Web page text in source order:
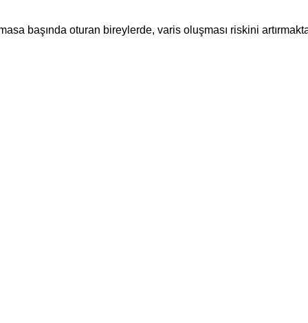
başında oturan bireylerde, varis oluşması riskini